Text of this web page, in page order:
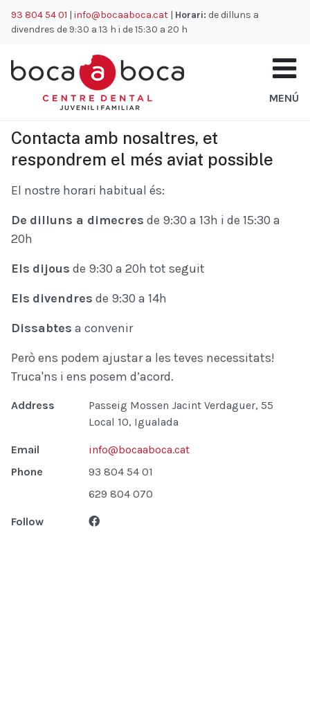
93 804 54 01 | info@bocaaboca.cat | Horari: de dilluns a
divendres de 9:30 a 13 h i de 15:30 a 20 h
MENÚ
Inici Contacte
Contacta amb nosaltres, et
respondrem el més aviat possible
El nostre horari habitual és:
De dilluns a dimecres de 9:30 a 13h i de 15:30 a
20h
Els dijous de 9:30 a 20h tot seguit
Els divendres de 9:30 a 14h
Dissabtes a convenir
Però ens podem ajustar a les teves necessitats!
Truca'ns i ens posem d’acord.
Address
Passeig Mossen Jacint Verdaguer, 55
Local 10, Igualada
Email
info@bocaaboca.cat
Phone
93 804 54 01
629 804 070
Follow